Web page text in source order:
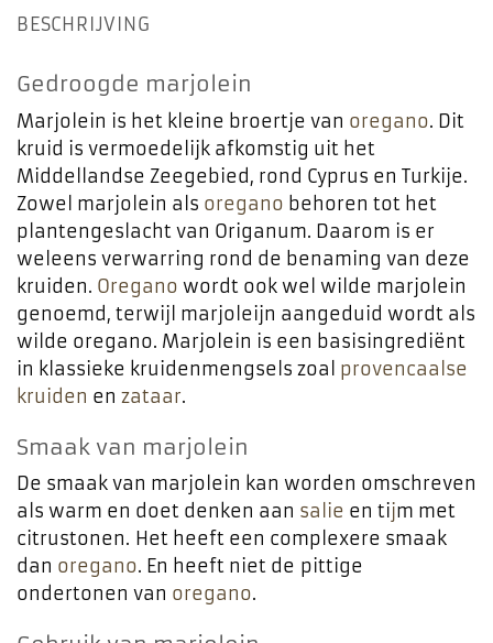
BESCHRIJVING
Gedroogde marjolein
Marjolein is het kleine broertje van oregano. Dit
kruid is vermoedelijk afkomstig uit het
Middellandse Zeegebied, rond Cyprus en Turkije.
Zowel marjolein als oregano behoren tot het
plantengeslacht van Origanum. Daarom is er
weleens verwarring rond de benaming van deze
kruiden. Oregano wordt ook wel wilde marjolein
genoemd, terwijl marjoleijn aangeduid wordt als
wilde oregano. Marjolein is een basisingrediënt
in klassieke kruidenmengsels zoal provencaalse
kruiden en zataar.
Smaak van marjolein
De smaak van marjolein kan worden omschreven
als warm en doet denken aan salie en tijm met
citrustonen. Het heeft een complexere smaak
dan oregano. En heeft niet de pittige
ondertonen van oregano.